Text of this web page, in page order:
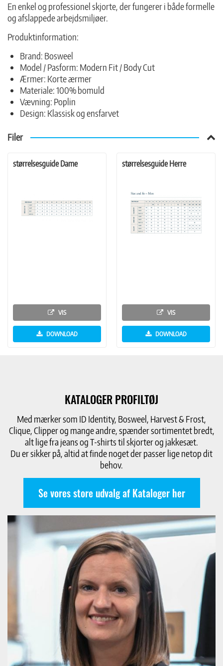
En enkel og professionel skjorte, der fungerer i både formelle
og afslappede arbejdsmiljøer.
Produktinformation:
Brand: Bosweel
Model / Pasform: Modern Fit / Body Cut
Ærmer: Korte ærmer
Materiale: 100% bomuld
Vævning: Poplin
Design: Klassisk og ensfarvet
Filer
størrelsesguide Dame
VIS
DOWNLOAD
størrelsesguide Herre
VIS
DOWNLOAD
KATALOGER PROFILTØJ
Med mærker som ID Identity, Bosweel, Harvest & Frost,
Clique, Clipper og mange andre, spænder sortimentet bredt,
alt lige fra jeans og T-shirts til skjorter og jakkesæt.
Du er sikker på, altid at finde noget der passer lige netop dit
behov.
Se vores store udvalg af Kataloger her